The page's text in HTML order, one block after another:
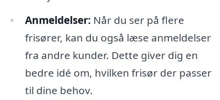
Anmeldelser: Når du ser på flere
frisører, kan du også læse anmeldelser
fra andre kunder. Dette giver dig en
bedre idé om, hvilken frisør der passer
til dine behov.